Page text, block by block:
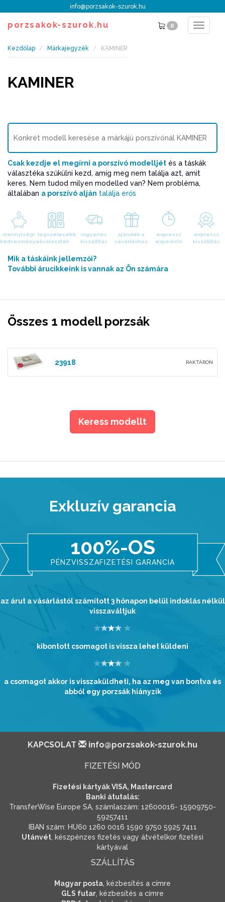
info@porzsakok-szurok.hu
porzsakok-szurok.hu 0
Toggle
Kezdőlap Márkajegyzék KAMINER
KAMINER
Csak kezdje el megírni a porszívó modelljét és a táskák
választéka szűkülni kezd, amíg meg nem találja azt, amit
keres. Nem tudod milyen modelled van? Nem probléma,
általában a porszívó alján találja erős
mennyiségi
kedvezmények
legszélesebb
választék
ingyenes
kiszállítás
ajándék a
vásárláshoz
expressz
expedíció
expressz
kiszállítás
Mik a táskáink jellemzői?
További árucikkeink is vannak az Ön számára
Összes 1 modell porzsák
23918 RAKTÁRON
Keress modellt
Exkluzív garancia
100%-OS
PÉNZVISSZAFIZETÉSI GARANCIA
az árut a vásárlástól számított 3 hónapon belül indoklás nélkül
visszaváltjuk
kibontott csomagot is vissza lehet küldeni
a csomagot akkor is visszaküldheti, ha az meg van bontva és
abból egy porzsák hiányzik
KAPCSOLAT info@porzsakok-szurok.hu
FIZETÉSI MÓD
Fizetési kártyák VISA, Mastercard
Banki átutalás:
TransferWise Europe SA, számlaszám: 12600016- 15909750-
59257411
IBAN szám: HU60 1260 0016 1590 9750 5925 7411
Utánvét, készpénzes fizetés vagy átvételkor fizetési
kártyával
SZÁLLÍTÁS
Magyar posta, kézbesítés a címre
GLS futar, kézbesítés a címre